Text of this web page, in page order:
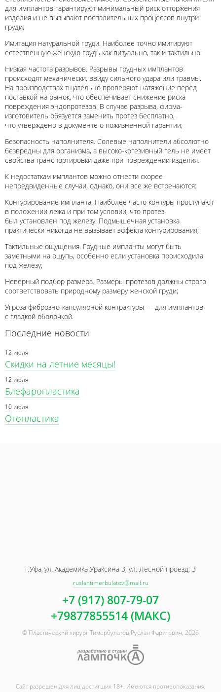
для имплантов гарантируют минимальный риск отторжения
изделия и не вызывают воспалительных процессов внутри
груди;
Имитация натуральной груди. Наиболее точно имитируют
естественную женскую грудь как визуально, так и тактильно;
Низкая частота разрывов. Разрывы грудных имплантов
происходят механически, ввиду сильного удара или травмы.
На производствах тщательно проверяют натяжение перед
поставкой на рынок, что обеспечивает снижение риска
повреждения эндопротезов. В случае разрыва, фирма-
изготовитель обязуется заменить протез бесплатно,
что утверждено в документе о пожизненной гарантии;
Безопасность наполнителя. Солевые наполнители абсолютно
безвредны для организма, а высоко-когезивный гель не имеет
свойства транспортировки даже при повреждении изделия.
К недостаткам имплантов можно отнести скорее
непредвиденные случаи, однако, они все же встречаются:
Контурирование импланта. Наиболее часто контуры проступают
в положении лежа и при том условии, что протез
был установлен под железу. Подмышечная установка
практически никогда не вызывает эффекта контурирования;
Тактильные ощущения. Грудные импланты могут быть
заметными на ощупь, особенно если установка происходила
под железу;
Неверный подбор размера. Размеры протезов должны строго
соответствовать природному размеру женской груди;
Угроза фиброзно-капсулярной контрактуры — для имплантов
с гладкой оболочкой.
Последние новости
12 июля
Скидки на летние месяцы!
12 июля
Блефаропластика
10 июля
Отопластика
г.Уфа, ул. Академика Ураксина 3, ул. Лесной проезд, 3
ruslantimerbulatov@mail.ru
+7 (917) 807-79-07
+79877855514 (МАКС)
© Пластический хирург Тимербулатов Руслан Фаритович, 2026
Сайт разрешен для лиц достигших 18+. Имеются противопоказания,